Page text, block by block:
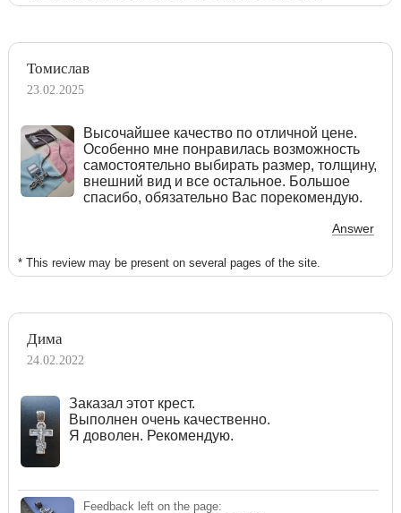
Томислав
23.02.2025
Высочайшее качество по отличной цене.
Особенно мне понравилась возможность
самостоятельно выбирать размер, толщину,
внешний вид и все остальное. Большое
спасибо, обязательно Вас порекомендую.
Answer
* This review may be present on several pages of the site.
Дима
24.02.2022
Заказал этот крест.
Выполнен очень качественно.
Я доволен. Рекомендую.
Feedback left on the page: